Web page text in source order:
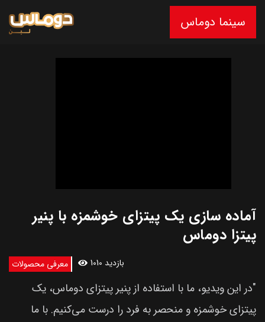
سینما دوماس
آماده سازی یک پیتزای خوشمزه با پنیر
پیتزا دوماس
معرفی محصولات 1010 بازدید
"در این ویدیو، ما با استفاده از پنیر پیتزای دوماس، یک
پیتزای خوشمزه و منحصر به فرد را درست می‌کنیم. با ما